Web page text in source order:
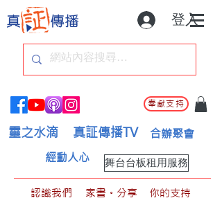
登入
奉獻支持
靈之水滴 真証傳播TV 合辦聚會
舞台台板租用服務
經動人心
認識我們 家書。分享
你的支持